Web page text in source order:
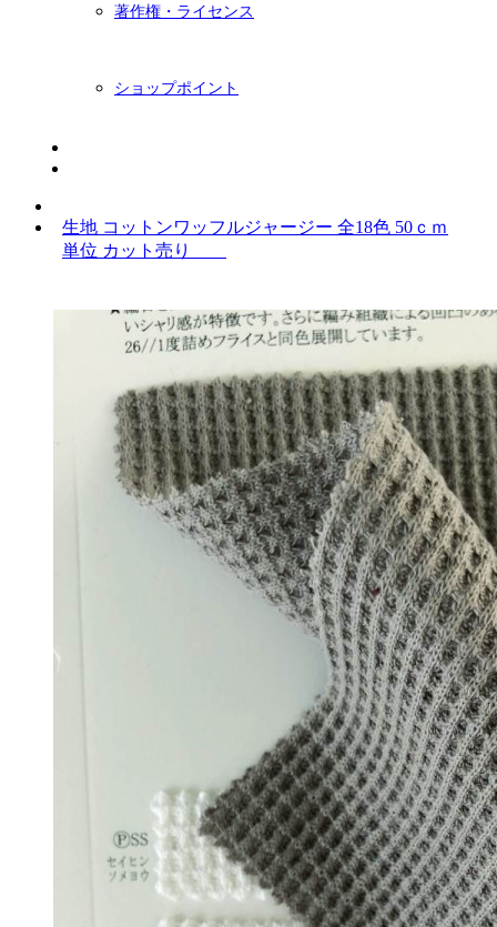
著作権・ライセンス
ショップポイント
生地 コットンワッフルジャージー 全18色 50ｃｍ
単位 カット売り